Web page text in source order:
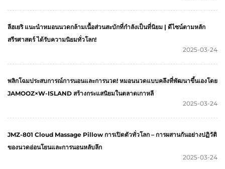
ลีฮเยริ แนะนำหมอนนวดกล้ามเนื้อส่วนสะบักที่กำลังเป็นที่นิยม | ดีไซน์ตามหลัก
สรีรศาสตร์ ได้รับความนิยมทั่วโลก!
2025-03-24
พลิกโฉมประสบการณ์การนอนและการนวด! หมอนนวดแบบคลึงที่พัฒนาขึ้นเองโดย
JAMOOZ×W-ISLAND สร้างกระแสนิยมในตลาดเกาหลี
2025-03-24
JMZ-801 Cloud Massage Pillow การเปิดตัวทั่วโลก – การผสานกันอย่างปฏิวัติ
ของนวดอ่อนโยนและการนอนหลับลึก
2025-03-24